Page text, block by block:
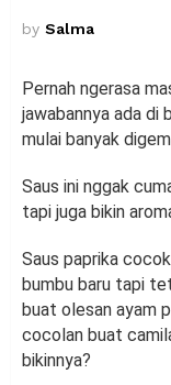
by Salma
Pernah ngerasa
jawabannya ada di
mulai banyak
Saus ini nggak
tapi juga bikin
Saus paprika
bumbu baru tapi
buat olesan ayam
cocolan buat
bikinnya?